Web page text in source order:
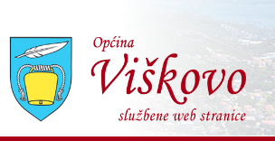
glavni
sadržaj